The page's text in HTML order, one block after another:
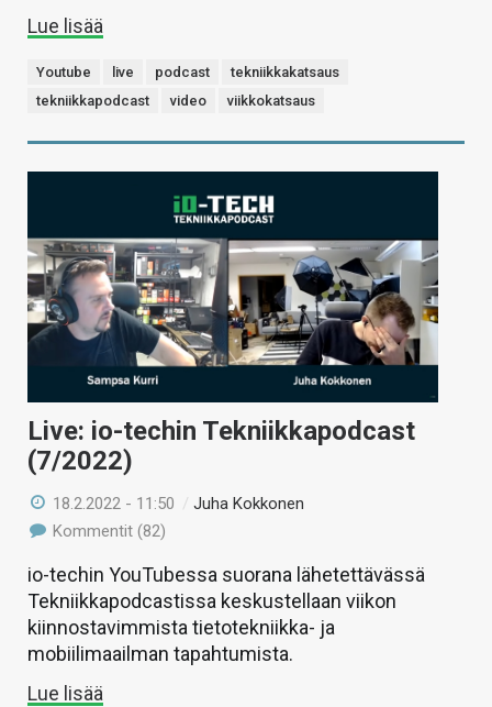
Lue lisää
Youtube live podcast
tekniikkakatsaus
tekniikkapodcast
video viikkokatsaus
Live: io-techin Tekniikkapodcast
(7/2022)
18.2.2022 - 11:50 /Juha Kokkonen
Kommentit (82)
io-techin YouTubessa suorana lähetettävässä
Tekniikkapodcastissa keskustellaan viikon
kiinnostavimmista tietotekniikka- ja
mobiilimaailman tapahtumista.
Lue lisää